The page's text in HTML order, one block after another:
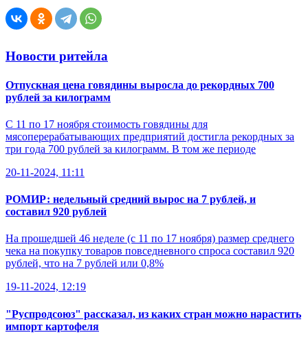
Новости ритейла
Отпускная цена говядины выросла до рекордных 700
рублей за килограмм
С 11 по 17 ноября стоимость говядины для
мясоперерабатывающих предприятий достигла рекордных за
три года 700 рублей за килограмм. В том же периоде
20-11-2024, 11:11
РОМИР: недельный средний вырос на 7 рублей, и
составил 920 рублей
На прошедшей 46 неделе (с 11 по 17 ноября) размер среднего
чека на покупку товаров повседневного спроса составил 920
рублей, что на 7 рублей или 0,8%
19-11-2024, 12:19
"Руспродсоюз" рассказал, из каких стран можно нарастить
импорт картофеля